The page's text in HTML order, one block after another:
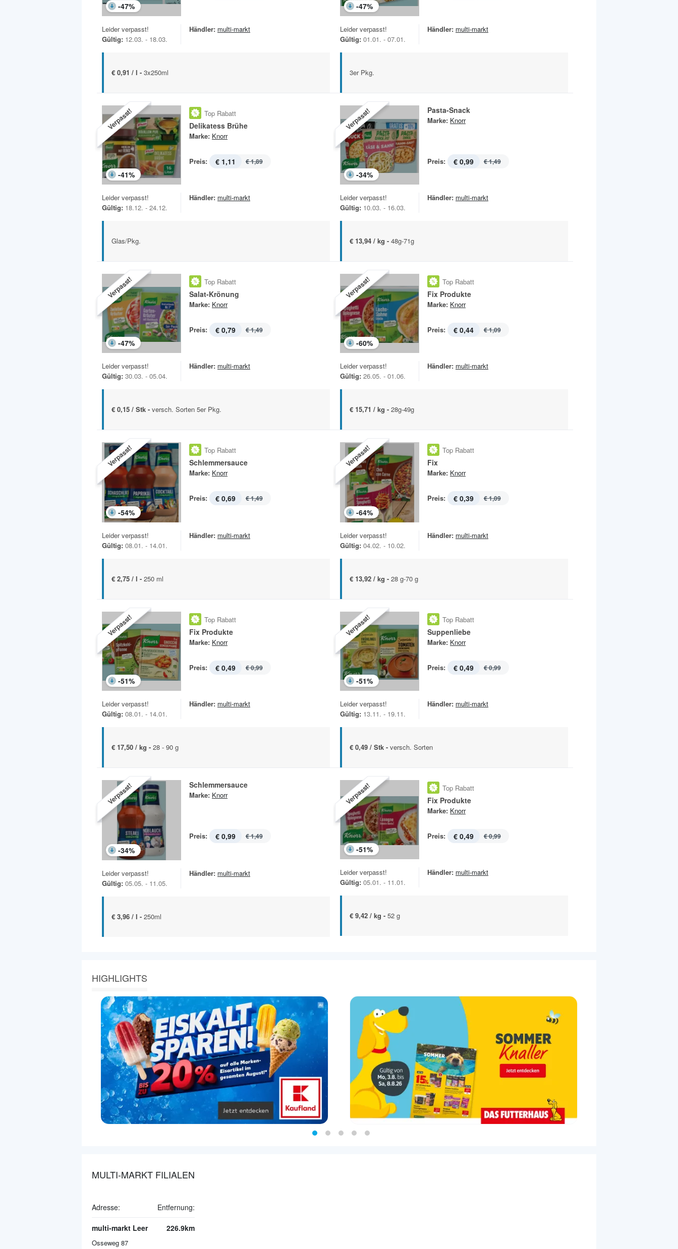
-47%
Leider verpasst!
Gültig: 12.03. - 18.03.
Händler: multi-markt
€ 0,91 / l - 3x250ml
-47%
Leider verpasst!
Gültig: 01.01. - 07.01.
Händler: multi-markt
3er Pkg.
Verpasst!
-41%
Top Rabatt
Delikatess Brühe
Marke: Knorr
Preis: € 1,11 € 1,89
Leider verpasst!
Gültig: 18.12. - 24.12.
Händler: multi-markt
Glas/Pkg.
Verpasst!
-34%
Pasta-Snack
Marke: Knorr
Preis: € 0,99 € 1,49
Leider verpasst!
Gültig: 10.03. - 16.03.
Händler: multi-markt
€ 13,94 / kg - 48g-71g
Verpasst!
-47%
Top Rabatt
Salat-Krönung
Marke: Knorr
Preis: € 0,79 € 1,49
Leider verpasst!
Gültig: 30.03. - 05.04.
Händler: multi-markt
€ 0,15 / Stk - versch. Sorten 5er Pkg.
Verpasst!
-60%
Top Rabatt
Fix Produkte
Marke: Knorr
Preis: € 0,44 € 1,09
Leider verpasst!
Gültig: 26.05. - 01.06.
Händler: multi-markt
€ 15,71 / kg - 28g-49g
Verpasst!
-54%
Top Rabatt
Schlemmersauce
Marke: Knorr
Preis: € 0,69 € 1,49
Leider verpasst!
Gültig: 08.01. - 14.01.
Händler: multi-markt
€ 2,75 / l - 250 ml
Verpasst!
-64%
Top Rabatt
Fix
Marke: Knorr
Preis: € 0,39 € 1,09
Leider verpasst!
Gültig: 04.02. - 10.02.
Händler: multi-markt
€ 13,92 / kg - 28 g-70 g
Verpasst!
-51%
Top Rabatt
Fix Produkte
Marke: Knorr
Preis: € 0,49 € 0,99
Leider verpasst!
Gültig: 08.01. - 14.01.
Händler: multi-markt
€ 17,50 / kg - 28 - 90 g
Verpasst!
-51%
Top Rabatt
Suppenliebe
Marke: Knorr
Preis: € 0,49 € 0,99
Leider verpasst!
Gültig: 13.11. - 19.11.
Händler: multi-markt
€ 0,49 / Stk - versch. Sorten
Verpasst!
-34%
Schlemmersauce
Marke: Knorr
Preis: € 0,99 € 1,49
Leider verpasst!
Gültig: 05.05. - 11.05.
Händler: multi-markt
€ 3,96 / l - 250ml
Verpasst!
-51%
Top Rabatt
Fix Produkte
Marke: Knorr
Preis: € 0,49 € 0,99
Leider verpasst!
Gültig: 05.01. - 11.01.
Händler: multi-markt
€ 9,42 / kg - 52 g
HIGHLIGHTS
MULTI-MARKT FILIALEN
Adresse: Entfernung:
multi-markt Leer
Osseweg 87
226.9km